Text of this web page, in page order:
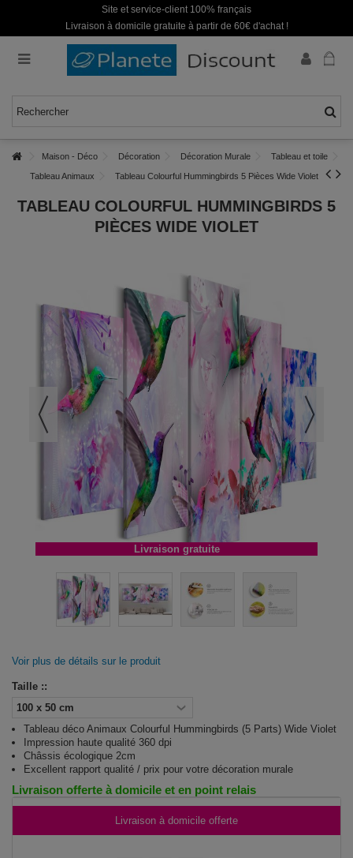
Site et service-client 100% français
Livraison à domicile gratuite à partir de 60€ d'achat !
Maison - Déco Décoration Décoration Murale Tableau et toile
Tableau Animaux Tableau Colourful Hummingbirds 5 Pièces Wide Violet
TABLEAU COLOURFUL HUMMINGBIRDS 5
PIÈCES WIDE VIOLET
Livraison gratuite
Voir plus de détails sur le produit
Taille ::
Tableau déco Animaux Colourful Hummingbirds (5 Parts) Wide Violet
Impression haute qualité 360 dpi
Châssis écologique 2cm
Excellent rapport qualité / prix pour votre décoration murale
Livraison offerte à domicile et en point relais
Livraison à domicile offerte